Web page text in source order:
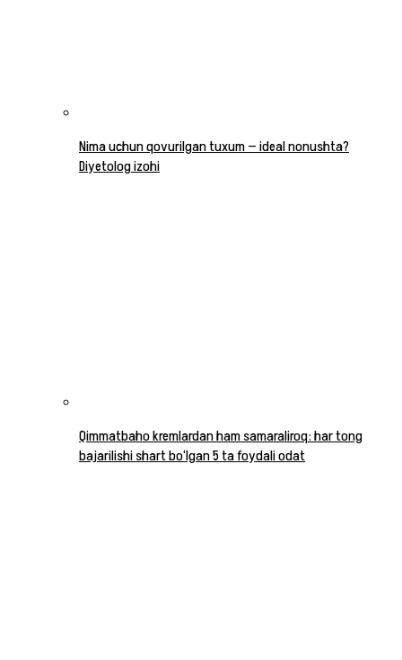
Nima uchun qovurilgan tuxum — ideal nonushta?
Diyetolog izohi
Qimmatbaho kremlardan ham samaraliroq: har tong
bajarilishi shart bo‘lgan 5 ta foydali odat